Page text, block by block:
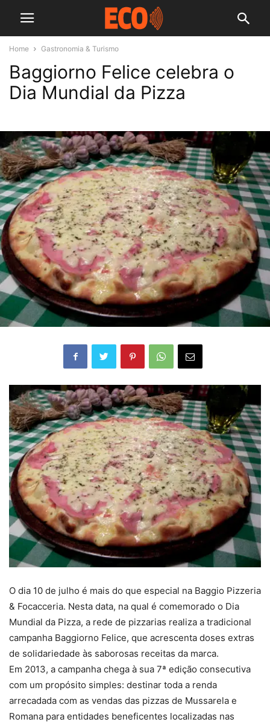
Home Gastronomia & Turismo
Baggiorno Felice celebra o
Dia Mundial da Pizza
O dia 10 de julho é mais do que especial na Baggio Pizzeria
& Focacceria. Nesta data, na qual é comemorado o Dia
Mundial da Pizza, a rede de pizzarias realiza a tradicional
campanha Baggiorno Felice, que acrescenta doses extras
de solidariedade às saborosas receitas da marca.
Em 2013, a campanha chega à sua 7ª edição consecutiva
com um propósito simples: destinar toda a renda
arrecadada com as vendas das pizzas de Mussarela e
Romana para entidades beneficentes localizadas nas